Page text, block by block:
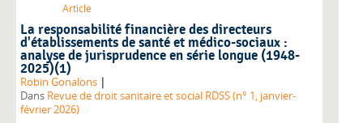
Article
La responsabilité financière des directeurs
d'établissements de santé et médico-sociaux :
analyse de jurisprudence en série longue (1948-
2025)(1)
Robin Gonalons |
Dans Revue de droit sanitaire et social RDSS (n° 1, janvier-
février 2026)